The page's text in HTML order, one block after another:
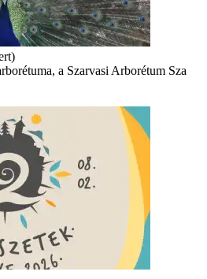
a Szarvasi Arborétum Sza